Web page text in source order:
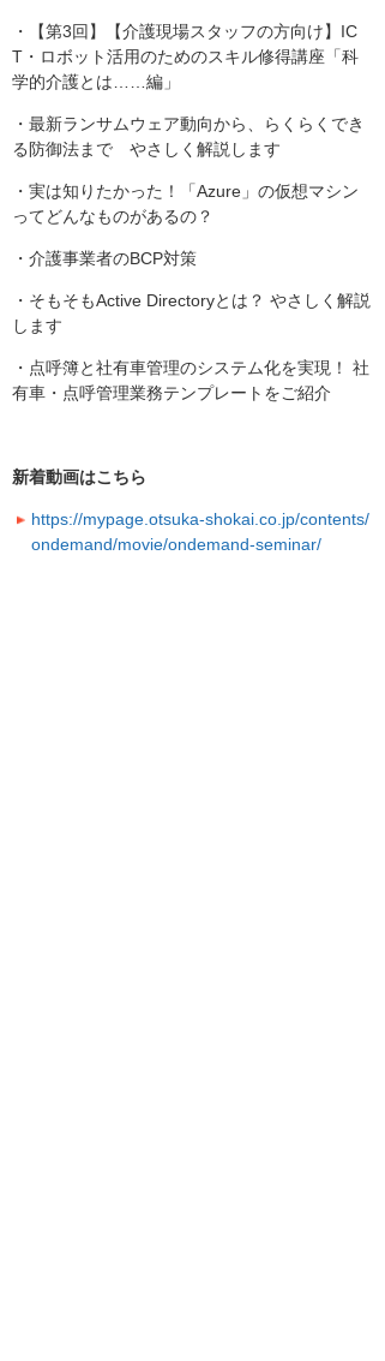
・【第3回】【介護現場スタッフの方向け】IC
T・ロボット活用のためのスキル修得講座「科
学的介護とは……編」
・最新ランサムウェア動向から、らくらくでき
る防御法まで やさしく解説します
・実は知りたかった！「Azure」の仮想マシン
ってどんなものがあるの？
・介護事業者のBCP対策
・そもそもActive Directoryとは？ やさしく解説
します
・点呼簿と社有車管理のシステム化を実現！ 社
有車・点呼管理業務テンプレートをご紹介
新着動画はこちら
https://mypage.otsuka-shokai.co.jp/contents/
ondemand/movie/ondemand-seminar/